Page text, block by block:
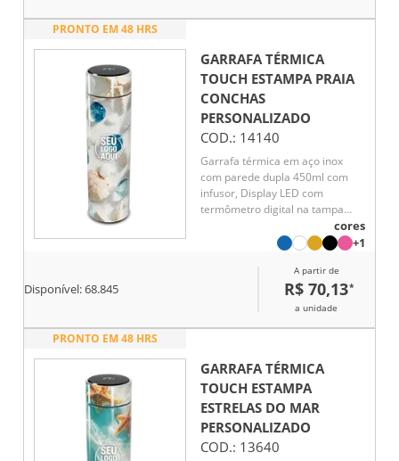
PRONTO EM 48 HRS
GARRAFA TÉRMICA
TOUCH ESTAMPA PRAIA
CONCHAS
PERSONALIZADO
COD.: 14140
Garrafa térmica em aço inox
com parede dupla 450ml com
infusor, Display LED com
termômetro digital na tampa
para indicar a temperatura do
líquido, Conserva líquido quente
cores
+1
Disponível:68.845
A partir de
R$ 70,13*
a unidade
PRONTO EM 48 HRS
GARRAFA TÉRMICA
TOUCH ESTAMPA
ESTRELAS DO MAR
PERSONALIZADO
COD.: 13640